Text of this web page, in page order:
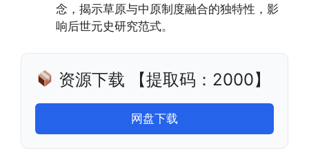
念，揭示草原与中原制度融合的独特性，影
响后世元史研究范式。
资源下载 【提取码：2000】
网盘下载